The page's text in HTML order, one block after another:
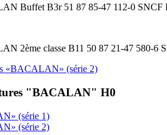
Buffet B3r 51 87 85-47 112-0 SNCF
2ème classe B11 50 87 21-47 580-6
«BACALAN» (série 2)
"BACALAN" H0
(série 1)
(série 2)